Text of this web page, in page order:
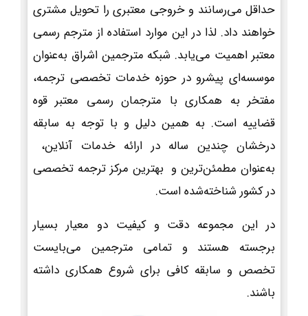
حداقل می‌رسانند و خروجی معتبری را تحویل مشتری
خواهند داد. لذا در این موارد استفاده از مترجم رسمی
معتبر اهمیت می‌یابد. شبکه مترجمین اشراق به‌عنوان
موسسه‌ای پیشرو در حوزه خدمات تخصصی ترجمه،
مفتخر به همکاری با مترجمان رسمی معتبر قوه
قضاییه است. به همین دلیل و با توجه به سابقه
درخشان چندین ساله در ارائه خدمات آنلاین،
به‌عنوان مطمئن‌ترین و بهترین مرکز ترجمه تخصصی
در کشور شناخته‌شده است.
در این مجموعه دقت و کیفیت دو معیار بسیار
برجسته هستند و تمامی مترجمین می‌بایست
تخصص و سابقه کافی برای شروع همکاری داشته
باشند.